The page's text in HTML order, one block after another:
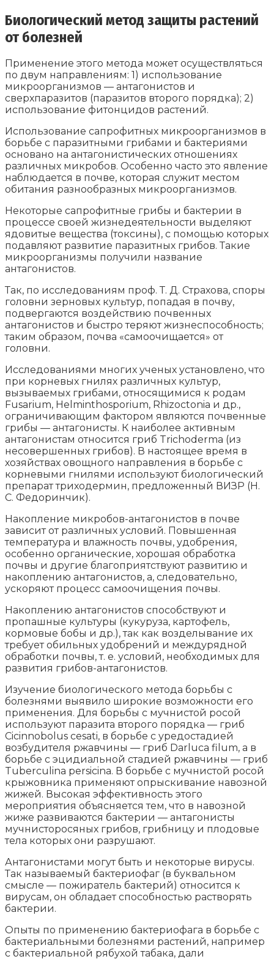
Биологический метод защиты растений
от болезней
Применение этого метода может осуществляться
по двум направлениям: 1) использование
микроорганизмов — антагонистов и
сверхпаразитов (паразитов второго порядка); 2)
использование фитонцидов растений.
Использование сапрофитных микроорганизмов в
борьбе с паразитными грибами и бактериями
основано на антагонистических отношениях
различных микробов. Особенно часто это явление
наблюдается в почве, которая служит местом
обитания разнообразных микроорганизмов.
Некоторые сапрофитные грибы и бактерии в
процессе своей жизнедеятельности выделяют
ядовитые вещества (токсины), с помощью которых
подавляют развитие паразитных грибов. Такие
микроорганизмы получили название
антагонистов.
Так, по исследованиям проф. Т. Д. Страхова, споры
головни зерновых культур, попадая в почву,
подвергаются воздействию почвенных
антагонистов и быстро теряют жизнеспособность;
таким образом, почва «самоочищается» от
головни.
Исследованиями многих ученых установлено, что
при корневых гнилях различных культур,
вызываемых грибами, относящимися к родам
Fusarium, Helminthosporium, Rhizoctonia и др.,
ограничивающим фактором являются почвенные
грибы — антагонисты. К наиболее активным
антагонистам относится гриб Trichoderma (из
несовершенных грибов). В настоящее время в
хозяйствах овощного направления в борьбе с
корневыми гнилями используют биологический
препарат триходермин, предложенный ВИЗР (Н.
С. Федоринчик).
Накопление микробов-антагонистов в почве
зависит от различных условий. Повышенная
температура и влажность почвы, удобрения,
особенно органические, хорошая обработка
почвы и другие благоприятствуют развитию и
накоплению антагонистов, а, следовательно,
ускоряют процесс самоочищения почвы.
Накоплению антагонистов способствуют и
пропашные культуры (кукуруза, картофель,
кормовые бобы и др.), так как возделывание их
требует обильных удобрений и междурядной
обработки почвы, т. е. условий, необходимых для
развития грибов-антагонистов.
Изучение биологического метода борьбы с
болезнями выявило широкие возможности его
применения. Для борьбы с мучнистой росой
используют паразита второго порядка — гриб
Cicinnobolus cesati, в борьбе с уредостадией
возбудителя ржавчины — гриб Darluca filum, а в
борьбе с эцидиальной стадией ржавчины — гриб
Tuberculina persicina. В борьбе с мучнистой росой
крыжовника применяют опрыскивание навозной
жижей. Высокая эффективность этого
мероприятия объясняется тем, что в навозной
жиже развиваются бактерии — антагонисты
мучнисторосяных грибов, грибницу и плодовые
тела которых они разрушают.
Антагонистами могут быть и некоторые вирусы.
Так называемый бактериофаг (в буквальном
смысле — пожиратель бактерий) относится к
вирусам, он обладает способностью растворять
бактерии.
Опыты по применению бактериофага в борьбе с
бактериальными болезнями растений, например
с бактериальной рябухой табака, дали